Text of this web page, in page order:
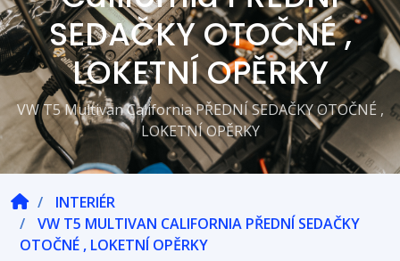
SEDAČKY OTOČNÉ ,
LOKETNÍ OPĚRKY
VW T5 Multivan California PŘEDNÍ SEDAČKY OTOČNÉ ,
LOKETNÍ OPĚRKY
INTERIÉR
VW T5 MULTIVAN CALIFORNIA PŘEDNÍ SEDAČKY
OTOČNÉ , LOKETNÍ OPĚRKY